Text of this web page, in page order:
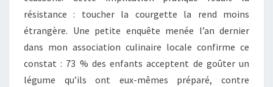
résistance : toucher la courgette la rend moins
étrangère. Une petite enquête menée l’an dernier
dans mon association culinaire locale confirme ce
constat : 73 % des enfants acceptent de goûter un
légume qu’ils ont eux-mêmes préparé, contre